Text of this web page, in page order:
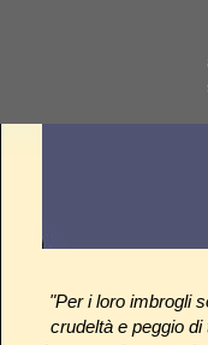
"Per i loro imbrogli
crudeltà e peggio di